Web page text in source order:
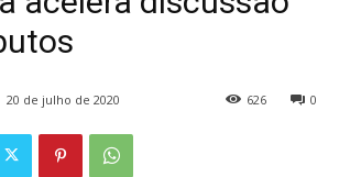
20 de julho de 2020 0
626